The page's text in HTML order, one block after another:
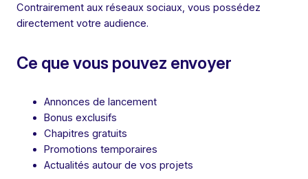
Contrairement aux réseaux sociaux, vous possédez
directement votre audience.
Ce que vous pouvez envoyer
Annonces de lancement
Bonus exclusifs
Chapitres gratuits
Promotions temporaires
Actualités autour de vos projets